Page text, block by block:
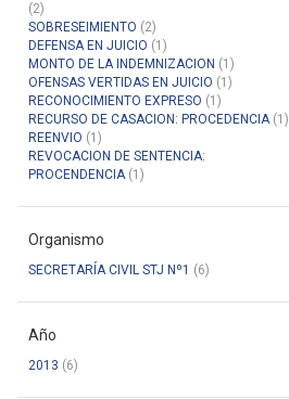
(2)
SOBRESEIMIENTO (2)
DEFENSA EN JUICIO (1)
MONTO DE LA INDEMNIZACION (1)
OFENSAS VERTIDAS EN JUICIO (1)
RECONOCIMIENTO EXPRESO (1)
RECURSO DE CASACION: PROCEDENCIA(1)
REENVIO (1)
REVOCACION DE SENTENCIA:
PROCENDENCIA(1)
Organismo
SECRETARÍA CIVIL STJ Nº1 (6)
Año
2013 (6)